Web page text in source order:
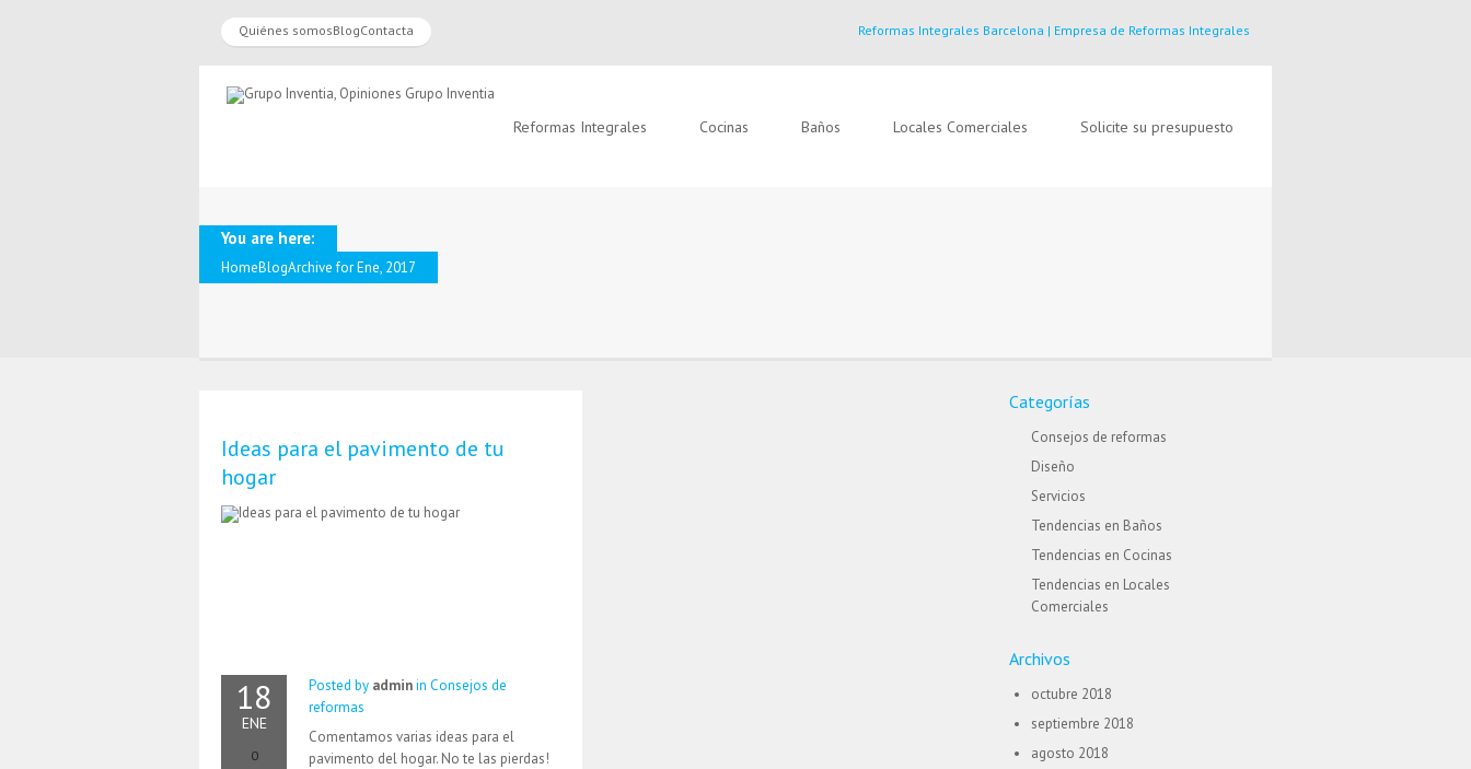
Quiénes somosBlogContacta Reformas Integrales Barcelona | Empresa de Reformas Integrales
Reformas Integrales Cocinas Baños Locales Comerciales Solicite su presupuesto
You are here:
HomeBlogArchive for Ene, 2017
Ideas para el pavimento de tu
hogar
18
ENE
0
Posted by adminin Consejos de
reformas
Comentamos varias ideas para el
pavimento del hogar. No te las pierdas!
Categorías
Consejos de reformas
Diseño
Servicios
Tendencias en Baños
Tendencias en Cocinas
Tendencias en Locales
Comerciales
Archivos
octubre 2018
septiembre 2018
agosto 2018